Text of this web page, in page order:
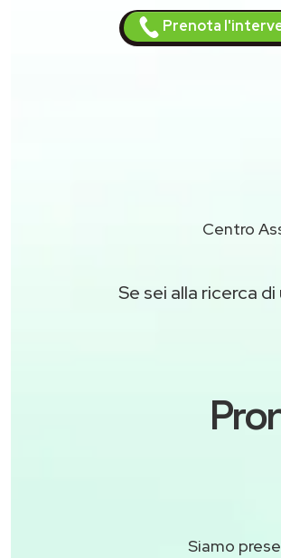
Prenota
Centro
Se sei alla ricerca
Siamo